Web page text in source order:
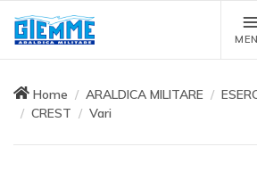
Home ARALDICA MILITARE
CREST
Vari